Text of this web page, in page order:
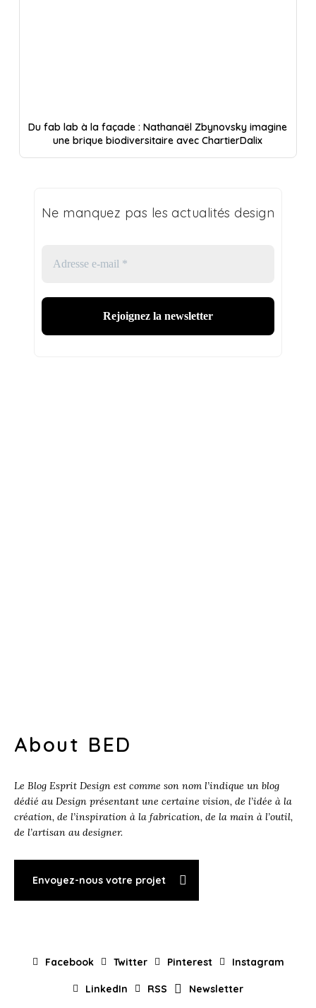
Du fab lab à la façade : Nathanaël Zbynovsky imagine
une brique biodiversitaire avec ChartierDalix
Ne manquez pas les actualités design
About BED
Le Blog Esprit Design est comme son nom l’indique un blog
dédié au Design présentant une certaine vision, de l’idée à la
création, de l’inspiration à la fabrication, de la main à l’outil,
de l’artisan au designer.
Envoyez-nous votre projet
Facebook Twitter Pinterest Instagram
LinkedIn RSS Newsletter